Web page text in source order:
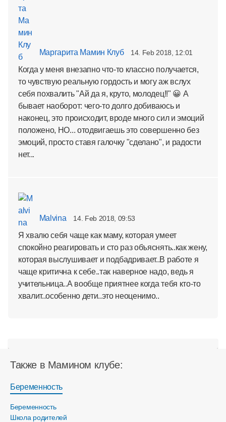
Маргарита Мамин Клуб 14. Feb 2018, 12:01
Когда у меня внезапно что-то классно получается,
то чувствую реальную гордость и могу аж вслух
себя похвалить "Ай да я, круто, молодец!!" 😀 А
бывает наоборот: чего-то долго добиваюсь и
наконец, это происходит, вроде много сил и эмоций
положено, НО... отодвигаешь это совершенно без
эмоций, просто ставя галочку "сделано", и радости
нет...
Malvina 14. Feb 2018, 09:53
Я хвалю себя чаще как маму, которая умеет
спокойно реагировать и сто раз объяснять..как жену,
которая выслушивает и подбадривает..В работе я
чаще критична к себе..так наверное надо, ведь я
учительница..А вообще приятнее когда тебя кто-то
хвалит..особенно дети..это неоценимо..
Также в Мамином клубе:
Беременность
Беременность
Школа родителей